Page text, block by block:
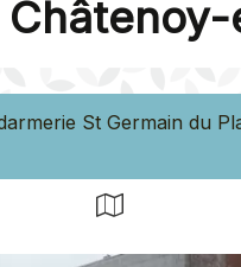
St Germain du